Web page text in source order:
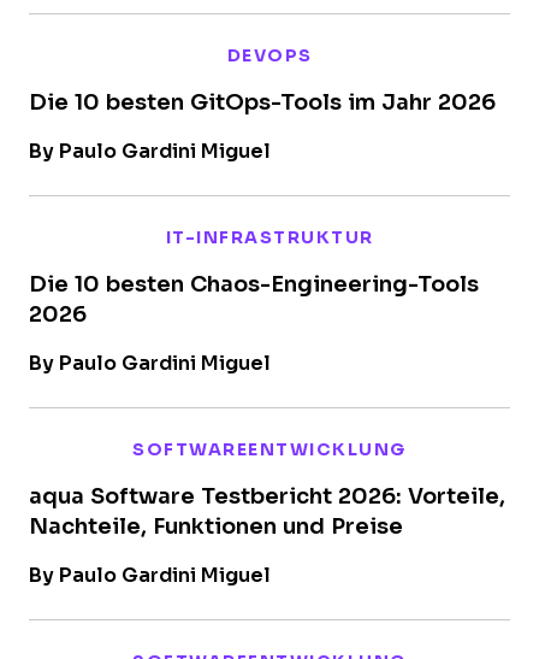
DEVOPS
Die 10 besten GitOps-Tools im Jahr 2026
By Paulo Gardini Miguel
IT-INFRASTRUKTUR
Die 10 besten Chaos-Engineering-Tools
2026
By Paulo Gardini Miguel
SOFTWAREENTWICKLUNG
aqua Software Testbericht 2026: Vorteile,
Nachteile, Funktionen und Preise
By Paulo Gardini Miguel